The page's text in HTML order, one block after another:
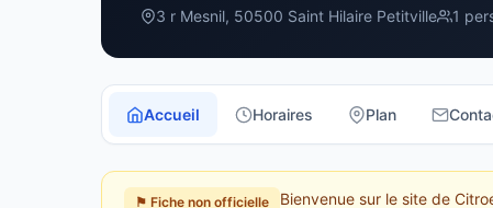
3 r Mesnil, 50500 Saint Hilaire Petitville 1
Accueil Horaires Plan
⚑ Fiche non officielle
Bienvenue sur le site de